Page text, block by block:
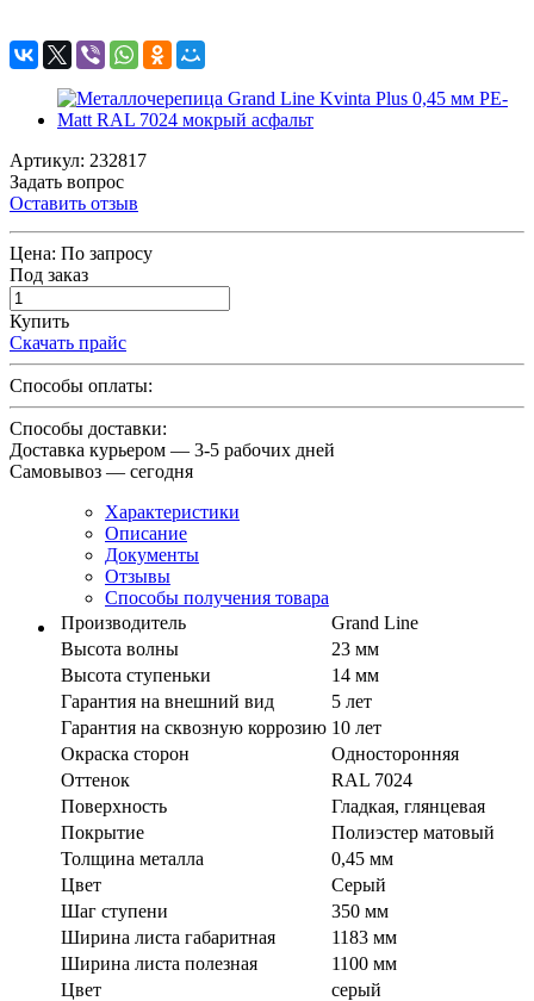
Артикул: 232817
Задать вопрос
Оставить отзыв
Цена: По запросу
Под заказ
Купить
Скачать прайс
Способы оплаты:
Способы доставки:
Доставка курьером — 3-5 рабочих дней
Самовывоз — сегодня
Характеристики
Описание
Документы
Отзывы
Способы получения товара
Производитель
Grand Line
Высота волны
23 мм
Высота ступеньки
14 мм
Гарантия на внешний вид
5 лет
Гарантия на сквозную коррозию 10 лет
Окраска сторон
Односторонняя
Оттенок
RAL 7024
Поверхность
Гладкая, глянцевая
Покрытие
Полиэстер матовый
Толщина металла
0,45 мм
Цвет
Серый
Шаг ступени
350 мм
Ширина листа габаритная
1183 мм
Ширина листа полезная
1100 мм
Цвет
серый